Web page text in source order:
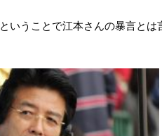
いうことで江本さんの暴言とは